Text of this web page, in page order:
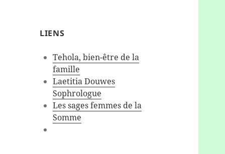
LIENS
Tehola, bien-être de la
famille
Laetitia Douwes
Sophrologue
Les sages femmes de la
Somme